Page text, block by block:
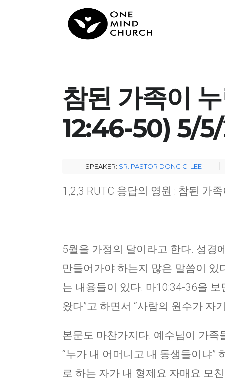
참된 가족이
12:46-50) 5/
SPEAKER: SR. PASTOR DONG C. LEE
1,2,3 RUTC 응답의 영원 : 참된 가
5월을 가정의 달이라고 한다. 성경
만들어가야 하는지 많은 말씀이
는 내용들이 있다. 마10:34-36을
왔다”고 하면서 “사람의 원수가 자
본문도 마찬가지다. 예수님이 가족
“누가 내 어머니고 내 동생들이냐”
로 하는 자가 내 형제요 자매요 모